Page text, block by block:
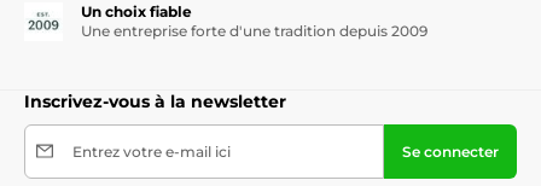
Un choix fiable
Une entreprise forte d'une tradition depuis 2009
Inscrivez-vous à la newsletter
Entrez votre e-mail ici Se connecter